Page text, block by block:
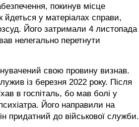
покинув місце
йдеться у матеріалах справи,
Його затримали 4 листопада
нелегально перетнути
свою провину визнав.
із березня 2022 року. Після
в госпіталь, бо мав болі у
Його направили на
придатний до військової служби.